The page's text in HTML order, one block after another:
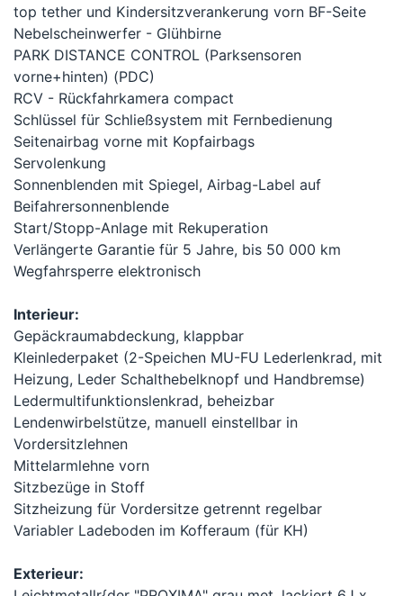
top tether und Kindersitzverankerung vorn BF-Seite
Nebelscheinwerfer - Glühbirne
PARK DISTANCE CONTROL (Parksensoren
vorne+hinten) (PDC)
RCV - Rückfahrkamera compact
Schlüssel für Schließsystem mit Fernbedienung
Seitenairbag vorne mit Kopfairbags
Servolenkung
Sonnenblenden mit Spiegel, Airbag-Label auf
Beifahrersonnenblende
Start/Stopp-Anlage mit Rekuperation
Verlängerte Garantie für 5 Jahre, bis 50 000 km
Wegfahrsperre elektronisch
Interieur:
Gepäckraumabdeckung, klappbar
Kleinlederpaket (2-Speichen MU-FU Lederlenkrad, mit
Heizung, Leder Schalthebelknopf und Handbremse)
Ledermultifunktionslenkrad, beheizbar
Lendenwirbelstütze, manuell einstellbar in
Vordersitzlehnen
Mittelarmlehne vorn
Sitzbezüge in Stoff
Sitzheizung für Vordersitze getrennt regelbar
Variabler Ladeboden im Kofferaum (für KH)
Exterieur: